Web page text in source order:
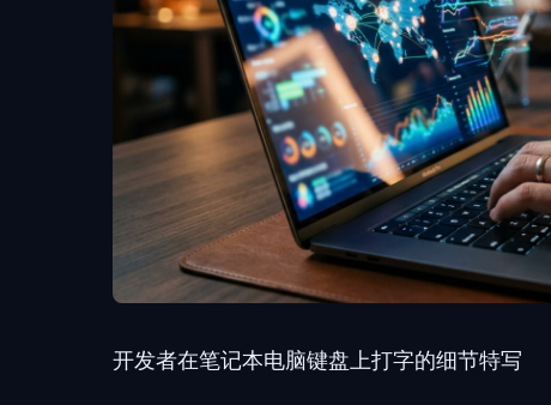
开发者在笔记本电脑键盘上打字的细节特写